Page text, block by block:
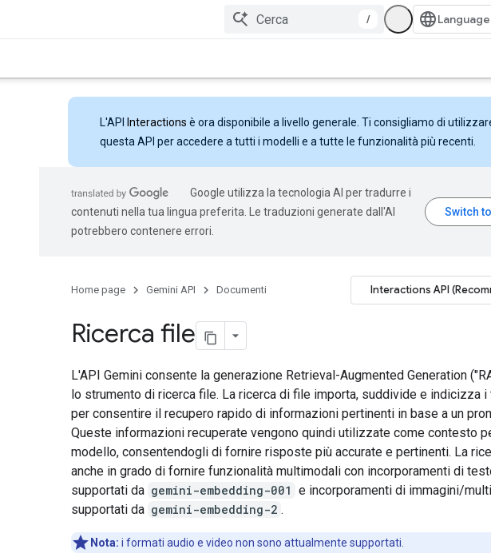
/
L'API Interactions è ora disponibile a livello generale. Ti consigliamo di
questa API per accedere a tutti i modelli e a tutte le funzionalità più recenti.
Google utilizza la tecnologia AI per tradurre i
contenuti nella tua lingua preferita. Le traduzioni generate dall'AI
potrebbero contenere errori.
Home page Gemini API Documenti Interactions API
Ricerca file
L'API Gemini consente la generazione Retrieval-Augmented Generation
lo strumento di ricerca file. La ricerca di file importa, suddivide e indicizza i
per consentire il recupero rapido di informazioni pertinenti in base a un
Queste informazioni recuperate vengono quindi utilizzate come contesto
modello, consentendogli di fornire risposte più accurate e pertinenti. La
anche in grado di fornire funzionalità multimodali con incorporamenti di
supportati da gemini-embedding-001 e incorporamenti di immagini/
supportati da gemini-embedding-2 .
Nota: i formati audio e video non sono attualmente supportati.